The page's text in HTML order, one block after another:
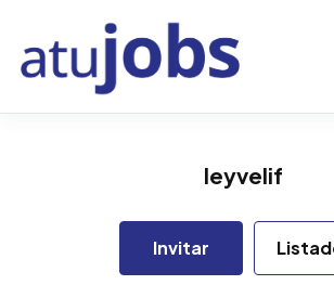
leyvelif
Invitar